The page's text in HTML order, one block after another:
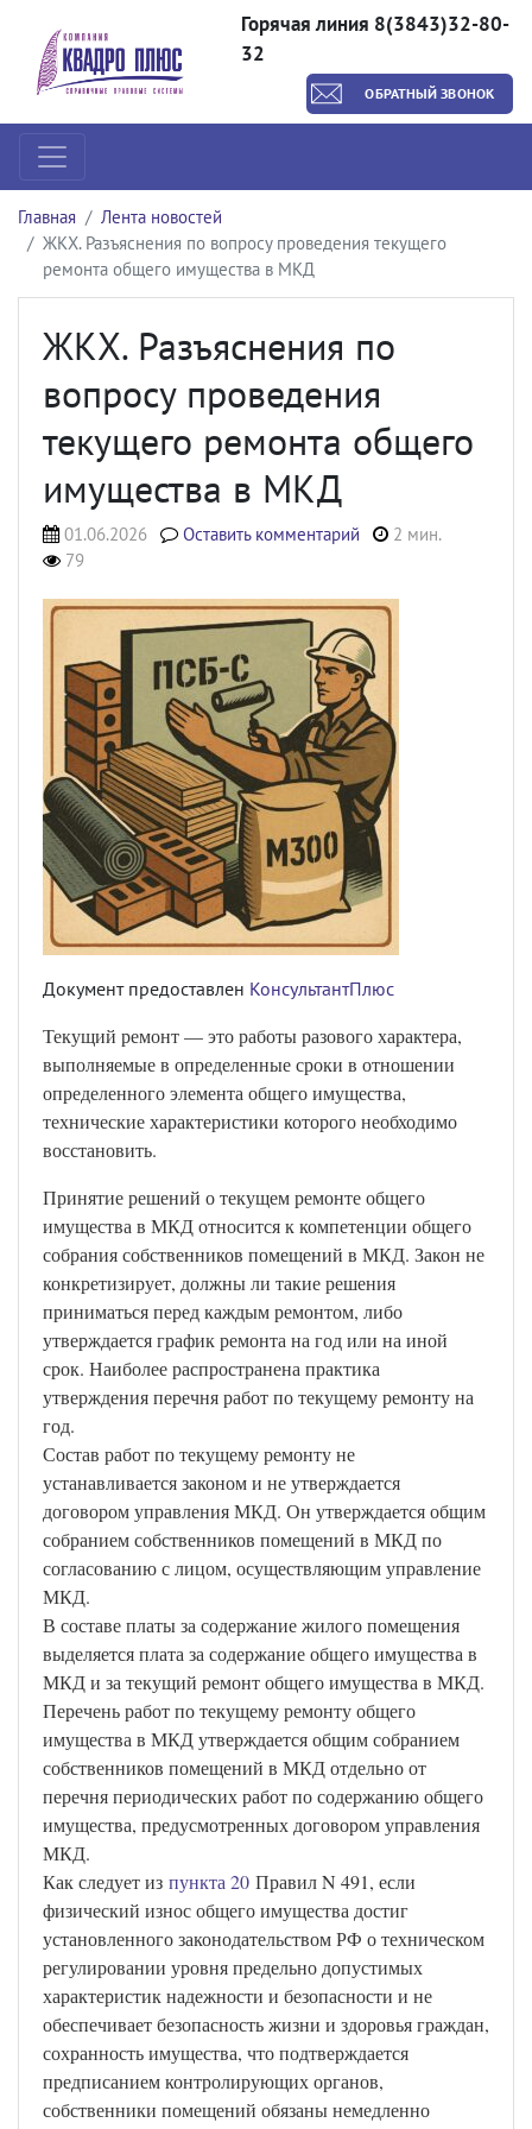
Горячая линия 8(3843)32-80-
32
ОБРАТНЫЙ ЗВОНОК
Главная
Лента новостей
ЖКХ. Разъяснения по вопросу проведения текущего
ремонта общего имущества в МКД
ЖКХ. Разъяснения по
вопросу проведения
текущего ремонта общего
имущества в МКД
01.06.2026 Оставить комментарий
2 мин.
79
Документ предоставлен КонсультантПлюс
Текущий ремонт — это работы разового характера,
выполняемые в определенные сроки в отношении
определенного элемента общего имущества,
технические характеристики которого необходимо
восстановить.
Принятие решений о текущем ремонте общего
имущества в МКД относится к компетенции общего
собрания собственников помещений в МКД. Закон не
конкретизирует, должны ли такие решения
приниматься перед каждым ремонтом, либо
утверждается график ремонта на год или на иной
срок. Наиболее распространена практика
утверждения перечня работ по текущему ремонту на
год.
Состав работ по текущему ремонту не
устанавливается законом и не утверждается
договором управления МКД. Он утверждается общим
собранием собственников помещений в МКД по
согласованию с лицом, осуществляющим управление
МКД.
В составе платы за содержание жилого помещения
выделяется плата за содержание общего имущества в
МКД и за текущий ремонт общего имущества в МКД.
Перечень работ по текущему ремонту общего
имущества в МКД утверждается общим собранием
собственников помещений в МКД отдельно от
перечня периодических работ по содержанию общего
имущества, предусмотренных договором управления
МКД.
Как следует из пункта 20 Правил N 491, если
физический износ общего имущества достиг
установленного законодательством РФ о техническом
регулировании уровня предельно допустимых
характеристик надежности и безопасности и не
обеспечивает безопасность жизни и здоровья граждан,
сохранность имущества, что подтверждается
предписанием контролирующих органов,
собственники помещений обязаны немедленно